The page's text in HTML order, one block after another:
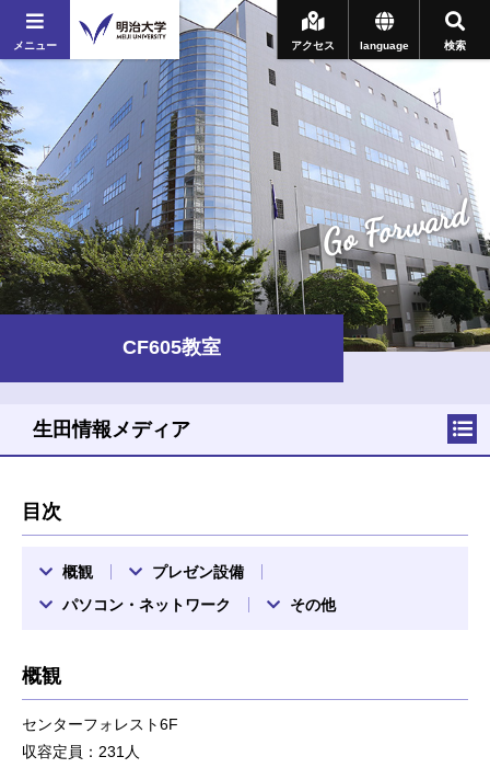
メニュー 検索
language
アクセス
Go Forward
CF605教室
目次
概観
プレゼン設備
パソコン・ネットワーク
その他
概観
センターフォレスト6F
収容定員：231人
生田情報メディア